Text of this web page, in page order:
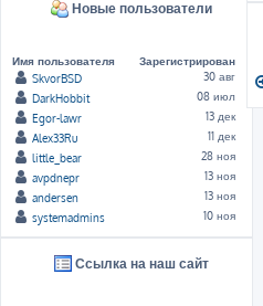
Новые пользователи
Имя пользователя
Зарегистрирован
SkvorBSD
30 авг
DarkHobbit
08 июл
Egor-lawr
13 дек
Alex33Ru
11 дек
little_bear
28 ноя
avpdnepr
13 ноя
andersen
13 ноя
systemadmins
10 ноя
Ссылка на наш сайт